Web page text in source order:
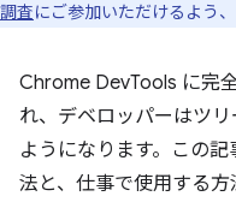
調査にご参加いただけるよう
Chrome DevTools に完
れ、デベロッパーはツ
ようになります。この
法と、仕事で使用する方